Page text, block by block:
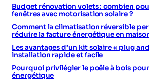
Budget rénovation volets : combien
fenêtres avec motorisation solaire ?
Comment la climatisation réversible
réduire la facture énergétique en
Les avantages d’un kit solaire « plug
installation rapide et facile
Pourquoi privilégier le poêle à bois
énergétique